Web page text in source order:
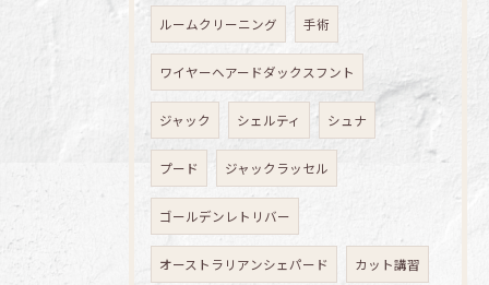
ルームクリーニング 手術
ワイヤーヘアードダックスフント
ジャック シェルティ シュナ
プード ジャックラッセル
ゴールデンレトリバー
オーストラリアンシェパード カット講習